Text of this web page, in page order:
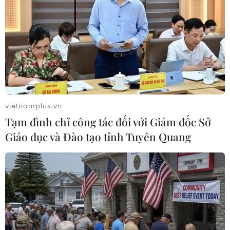
#an ninh nghệ an #thời sự
#thời sự hôm nay
#bản tin thời sự
Mỹ
Theo dõi VietnamPlus
TIN LIÊN QUAN
vietnamplus.vn
Tạm đình chỉ công tác đối với Giám đốc Sở
Giáo dục và Đào tạo tỉnh Tuyên Quang